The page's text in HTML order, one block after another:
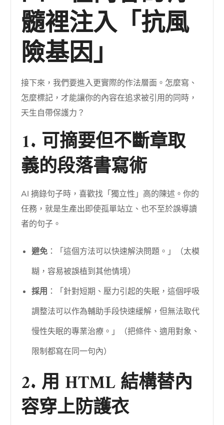
髓裡注入「抗風
險基因」
接下來，我們要進入更實際的作法層面。怎麼寫、
怎麼標記，才能讓你的內容在追求被引用的同時，
天生自帶保護力？
1. 可摘要但不斷章取
義的段落書寫術
AI 摘錄句子時，喜歡找「獨立性」高的陳述。你的
任務，就是生產出即使孤單站立、也不至於誤導讀
者的句子。
避免 ：「這個方法可以快速解決問題。」（太模
糊，容易被誤植到其他情境）
採用 ：「針對短期、壓力引起的失眠，這個呼吸
調整法可以作為輔助手段快速緩解，但無法取代
慢性失眠的專業治療。」（把條件、適用對象、
限制都寫在同一句內）
2. 用 HTML 結構替內
容穿上防護衣